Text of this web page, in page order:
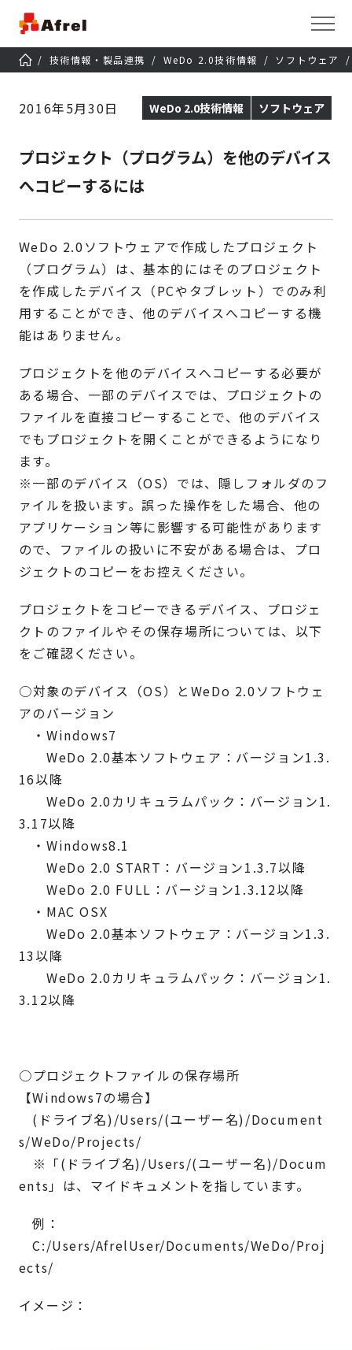
技術情報・製品連携 WeDo 2.0技術情報 ソフトウェア
2016年5月30日 WeDo 2.0技術情報 ソフトウェア
プロジェクト（プログラム）を他のデバイス
へコピーするには
WeDo 2.0ソフトウェアで作成したプロジェクト
（プログラム）は、基本的にはそのプロジェクト
を作成したデバイス（PCやタブレット）でのみ利
用することができ、他のデバイスへコピーする機
能はありません。
プロジェクトを他のデバイスへコピーする必要が
ある場合、一部のデバイスでは、プロジェクトの
ファイルを直接コピーすることで、他のデバイス
でもプロジェクトを開くことができるようになり
ます。
※一部のデバイス（OS）では、隠しフォルダのフ
ァイルを扱います。誤った操作をした場合、他の
アプリケーション等に影響する可能性があります
ので、ファイルの扱いに不安がある場合は、プロ
ジェクトのコピーをお控えください。
プロジェクトをコピーできるデバイス、プロジェ
クトのファイルやその保存場所については、以下
をご確認ください。
○対象のデバイス（OS）とWeDo 2.0ソフトウェ
アのバージョン
・Windows7
WeDo 2.0基本ソフトウェア：バージョン1.3.
16以降
WeDo 2.0カリキュラムパック：バージョン1.
3.17以降
・Windows8.1
WeDo 2.0 START：バージョン1.3.7以降
WeDo 2.0 FULL：バージョン1.3.12以降
・MAC OSX
WeDo 2.0基本ソフトウェア：バージョン1.3.
13以降
WeDo 2.0カリキュラムパック：バージョン1.
3.12以降
○プロジェクトファイルの保存場所
【Windows7の場合】
(ドライブ名)/Users/(ユーザー名)/Document
s/WeDo/Projects/
※「(ドライブ名)/Users/(ユーザー名)/Docum
ents」は、マイドキュメントを指しています。
例：
C:/Users/AfrelUser/Documents/WeDo/Proj
ects/
イメージ：